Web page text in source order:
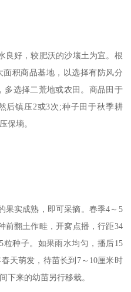
良好，较肥沃的沙壤土为宜。根
积商品基地，以选择有防风分
多选择二荒地或农田。商品田于
后镇压2或3次;种子田于秋季耕
保墒。
果实成熟，即可采摘。春季4～5
前翻土作畦，开窝点播，行距34
粒种子。如果雨水均匀，播后15
天萌发，待苗长到7～10厘米时
下来的幼苗另行移栽。